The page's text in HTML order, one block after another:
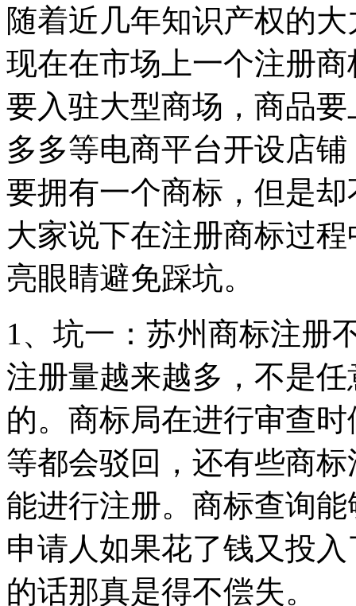
随着近几年知识产权的
现在在市场上一个注册
要入驻大型商场，商品
多多等电商平台开设店
要拥有一个商标，但是
大家说下在注册商标过
亮眼睛避免踩坑。
1、坑一：苏州商标注册
注册量越来越多，不是
的。商标局在进行审查
等都会驳回，还有些商
能进行注册。商标查询
申请人如果花了钱又投
的话那真是得不偿失。